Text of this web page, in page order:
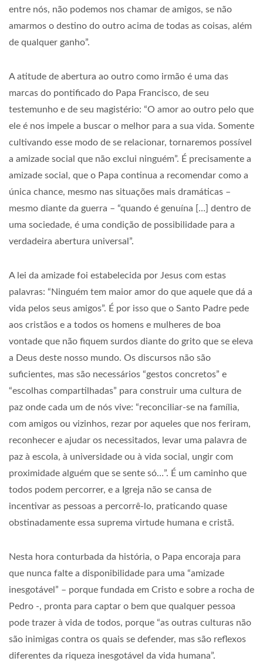
entre nós, não podemos nos chamar de amigos, se não
amarmos o destino do outro acima de todas as coisas, além
de qualquer ganho”.
A atitude de abertura ao outro como irmão é uma das
marcas do pontificado do Papa Francisco, de seu
testemunho e de seu magistério: “O amor ao outro pelo que
ele é nos impele a buscar o melhor para a sua vida. Somente
cultivando esse modo de se relacionar, tornaremos possível
a amizade social que não exclui ninguém”. É precisamente a
amizade social, que o Papa continua a recomendar como a
única chance, mesmo nas situações mais dramáticas –
mesmo diante da guerra – “quando é genuína […] dentro de
uma sociedade, é uma condição de possibilidade para a
verdadeira abertura universal”.
A lei da amizade foi estabelecida por Jesus com estas
palavras: “Ninguém tem maior amor do que aquele que dá a
vida pelos seus amigos”. É por isso que o Santo Padre pede
aos cristãos e a todos os homens e mulheres de boa
vontade que não fiquem surdos diante do grito que se eleva
a Deus deste nosso mundo. Os discursos não são
suficientes, mas são necessários “gestos concretos” e
“escolhas compartilhadas” para construir uma cultura de
paz onde cada um de nós vive: “reconciliar-se na família,
com amigos ou vizinhos, rezar por aqueles que nos feriram,
reconhecer e ajudar os necessitados, levar uma palavra de
paz à escola, à universidade ou à vida social, ungir com
proximidade alguém que se sente só…”. É um caminho que
todos podem percorrer, e a Igreja não se cansa de
incentivar as pessoas a percorrê-lo, praticando quase
obstinadamente essa suprema virtude humana e cristã.
Nesta hora conturbada da história, o Papa encoraja para
que nunca falte a disponibilidade para uma “amizade
inesgotável” – porque fundada em Cristo e sobre a rocha de
Pedro -, pronta para captar o bem que qualquer pessoa
pode trazer à vida de todos, porque “as outras culturas não
são inimigas contra os quais se defender, mas são reflexos
diferentes da riqueza inesgotável da vida humana”.